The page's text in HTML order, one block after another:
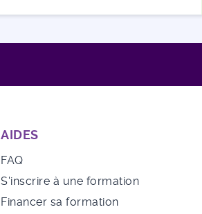
AIDES
FAQ
S'inscrire à une formation
Financer sa formation